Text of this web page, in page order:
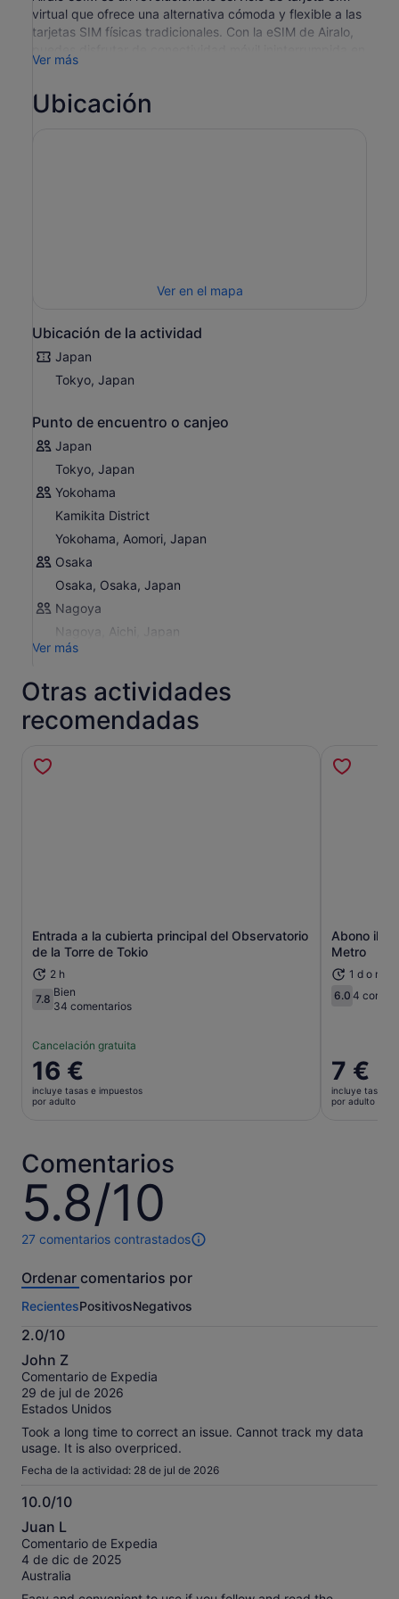
virtual que ofrece una alternativa cómoda y flexible a las
tarjetas SIM físicas tradicionales. Con la eSIM de Airalo,
todo el mundo sin necesidad de cambiar o insertar
características clave de la eSIM de Airalo es su cobertura
Ver más
Ubicación
Ver en el mapa
Ubicación de la actividad
Japan
Tokyo, Japan
Punto de encuentro o canjeo
Japan
Tokyo, Japan
Yokohama
Kamikita District
Yokohama, Aomori, Japan
Osaka
Osaka, Osaka, Japan
Nagoya
Nagoya, Aichi, Japan
Ver más
Otras actividades
recomendadas
Entrada a la cubierta principal del Observatorio
de la Torre de Tokio
2 h
7.87.8 sobre 10
Bien
34 comentarios
Cancelación gratuita
El
precio
es
por
adulto
16 €
incluye tasas e impuestos
por adulto
Se abre en una pestaña nueva
Abono
Metro
1 d o más
6.06.0 sobre
4
El
precio
es
7 €
incluye tasas e
por adulto
Comentarios
5.8/10
5.8
sobre
10
27 comentarios contrastados
27 comentarios
esta
Más
información
sobre
nuestros
comentarios
contrastados.
Ordenar comentarios por
RecientesPositivosNegativos
2.0/10
2.0
sobre
10
John Z
Comentario de Expedia
29 de jul de 2026
Estados Unidos
Took a long time to correct an issue. Cannot track my data
usage. It is also overpriced.
Fecha de la actividad: 28 de jul de 2026
10.0/10
10.0
sobre
10
Juan L
Comentario de Expedia
4 de dic de 2025
Australia